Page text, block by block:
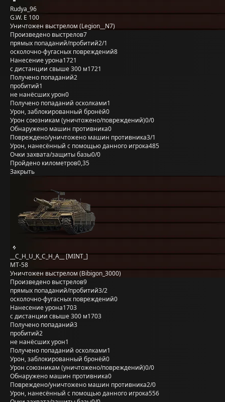
Rudya_96
G.W. E 100
Уничтожен выстрелом (Legion__N7)
Произведено выстрелов7
прямых попаданий/пробитий2/1
осколочно-фугасных повреждений8
Нанесение урона1721
с дистанции свыше 300 м1721
Получено попаданий2
пробитий1
не нанёсших урон0
Получено попаданий осколками1
Урон, заблокированный бронёй0
Урон союзникам (уничтожено/повреждений)0/0
Обнаружено машин противника0
Повреждено/уничтожено машин противника3/1
Урон, нанесённый с помощью данного игрока485
Очки захвата/защиты базы0/0
Пройдено километров0,35
Закрыть
__C_H_U_K_C_H_A__ [MINT_]
MT-58
Уничтожен выстрелом (Bibigon_3000)
Произведено выстрелов9
прямых попаданий/пробитий3/2
осколочно-фугасных повреждений0
Нанесение урона1703
с дистанции свыше 300 м1703
Получено попаданий3
пробитий2
не нанёсших урон1
Получено попаданий осколками1
Урон, заблокированный бронёй0
Урон союзникам (уничтожено/повреждений)0/0
Обнаружено машин противника0
Повреждено/уничтожено машин противника2/0
Урон, нанесённый с помощью данного игрока556